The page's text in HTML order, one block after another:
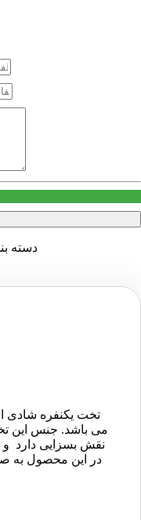
دسته
تخت یکنفره شادی
می باشد. جنس این
نقش بسزایی دارد و
در این محصول به